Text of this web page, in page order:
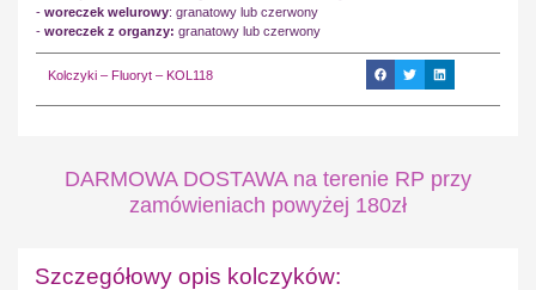
- woreczek welurowy: granatowy lub czerwony
- woreczek z organzy: granatowy lub czerwony
Kolczyki – Fluoryt – KOL118
DARMOWA DOSTAWA na terenie RP przy
zamówieniach powyżej 180zł
Szczegółowy opis kolczyków: